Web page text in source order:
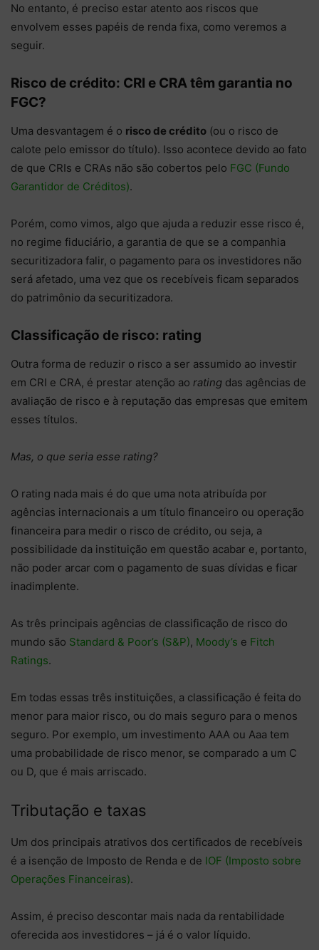
No entanto, é preciso estar atento aos riscos que
envolvem esses papéis de renda fixa, como veremos a
seguir.
Risco de crédito: CRI e CRA têm garantia no
FGC?
Uma desvantagem é o risco de crédito (ou o risco de
calote pelo emissor do título). Isso acontece devido ao fato
de que CRIs e CRAs não são cobertos pelo FGC (Fundo
Garantidor de Créditos).
​Porém, como vimos, algo que ajuda a reduzir esse risco é,
no regime fiduciário, a garantia de que se a companhia
securitizadora falir, o pagamento para os investidores não
será afetado, uma vez que os recebíveis ficam separados
do patrimônio da securitizadora.
Classificação de risco: rating
Outra forma de reduzir o risco a ser assumido ao investir
em CRI e CRA, é prestar atenção ao rating das agências de
avaliação de risco e à reputação das empresas que emitem
esses títulos.
Mas, o que seria esse rating?
O rating nada mais é do que uma nota atribuída por
agências internacionais a um título financeiro ou operação
financeira para medir o risco de crédito, ou seja, a
possibilidade da instituição em questão acabar e, portanto,
não poder arcar com o pagamento de suas dívidas e ficar
inadimplente.
As três principais agências de classificação de risco do
mundo são Standard & Poor’s (S&P), Moody’s e Fitch
Ratings.
Em todas essas três instituições, a classificação é feita do
menor para maior risco, ou do mais seguro para o menos
seguro. Por exemplo, um investimento AAA ou Aaa tem
uma probabilidade de risco menor, se comparado a um C
ou D, que é mais arriscado.
Tributação e taxas
Um dos principais atrativos dos certificados de recebíveis
é a isenção de Imposto de Renda e de IOF (Imposto sobre
Operações Financeiras).
Assim, é preciso descontar mais nada da rentabilidade
oferecida aos investidores – já é o valor líquido.